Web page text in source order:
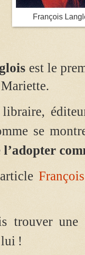
François
est le
se
trouver une
!